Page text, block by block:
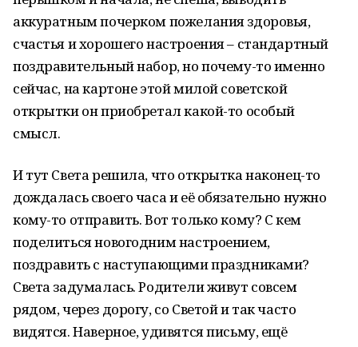
аккуратным почерком пожелания здоровья,
счастья и хорошего настроения – стандартный
поздравительный набор, но почему-то именно
сейчас, на картоне этой милой советской
открытки он приобретал какой-то особый
смысл.
И тут Света решила, что открытка наконец-то
дождалась своего часа и её обязательно нужно
кому-то отправить. Вот только кому? С кем
поделиться новогодним настроением,
поздравить с наступающими праздниками?
Света задумалась. Родители живут совсем
рядом, через дорогу, со Светой и так часто
видятся. Наверное, удивятся письму, ещё